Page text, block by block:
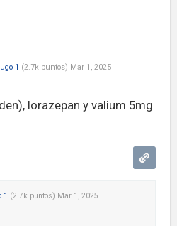
1 (2.7k puntos) Mar 1, 2025
lorazepan y valium 5mg
1 (2.7k puntos) Mar 1, 2025